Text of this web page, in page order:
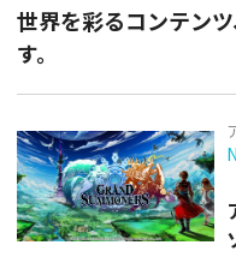
世界を彩るコンテン
す。